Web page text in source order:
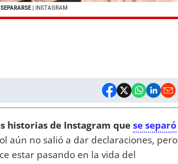
| INSTAGRAM
historias de Instagram quese separó
aún no salió a dar declaraciones, pero
estar pasando en la vida del